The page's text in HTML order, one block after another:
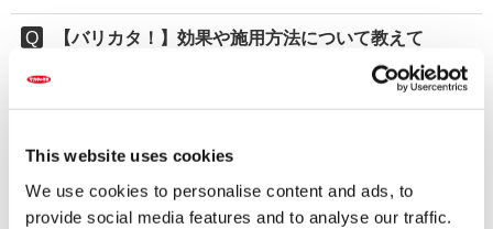
This website uses cookies
We use cookies to personalise content and ads, to
provide social media features and to analyse our traffic.
【バリカタ！】効果や施用方法について教えて
■効果 「バリカタ！」に含まれる水溶性ケイ酸は細胞壁の内側に
入り込み、ケ...
【ネイチャーエイド】効果や施用方法について
教えてください。
■効果 ・窒素３：リン酸３：カリ２のバランスのよい肥料です。